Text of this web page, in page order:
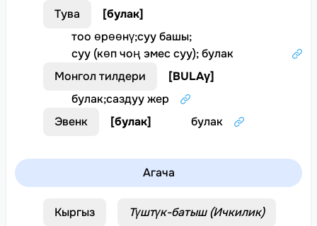
Тува
[булак]
тоо өрөөнү;суу башы;
суу (көп чоң эмес суу); булак
Монгол тилдери
[BULAγ]
булак;саздуу жер
Эвенк
[булак] булак
Агача
Кыргыз
Түштүк-батыш (Ичкилик)